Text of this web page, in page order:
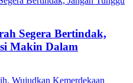
Segera Bertindak,
Makin Dalam